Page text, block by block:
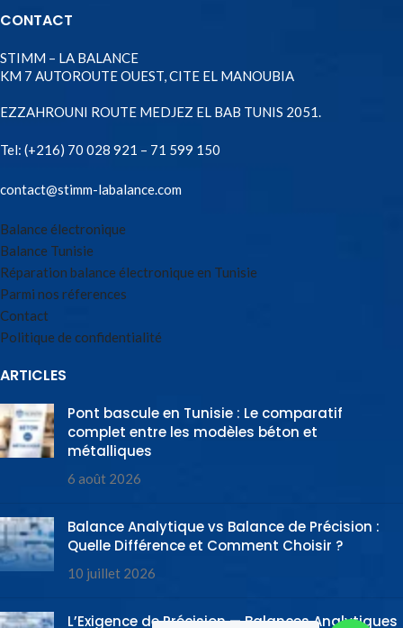
CONTACT
STIMM – LA BALANCE
KM 7 AUTOROUTE OUEST, CITE EL MANOUBIA
EZZAHROUNI ROUTE MEDJEZ EL BAB TUNIS 2051.
Tel: (+216) 70 028 921 – 71 599 150
contact@stimm-labalance.com
Balance électronique
Balance Tunisie
Réparation balance électronique en Tunisie
Parmi nos réferences
Contact
Politique de confidentialité
ARTICLES
Pont bascule en Tunisie : Le comparatif
complet entre les modèles béton et
métalliques
6 août 2026
Balance Analytique vs Balance de Précision :
Quelle Différence et Comment Choisir ?
10 juillet 2026
L’Exigence de Précision — Balances Analytiques